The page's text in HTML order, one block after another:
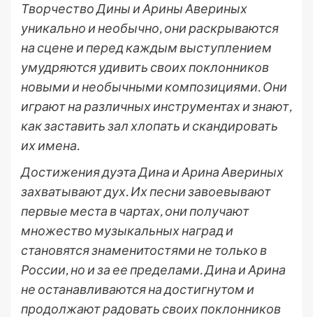
Творчество Дины и Арины Авериных
уникально и необычно, они раскрываются
на сцене и перед каждым выступлением
умудряются удивить своих поклонников
новыми и необычными композициями. Они
играют на различных инструментах и знают,
как заставить зал хлопать и скандировать
их имена.
Достижения дуэта Дина и Арина Авериных
захватывают дух. Их песни завоевывают
первые места в чартах, они получают
множество музыкальных наград и
становятся знаменитостями не только в
России, но и за ее пределами. Дина и Арина
не останавливаются на достигнутом и
продолжают радовать своих поклонников